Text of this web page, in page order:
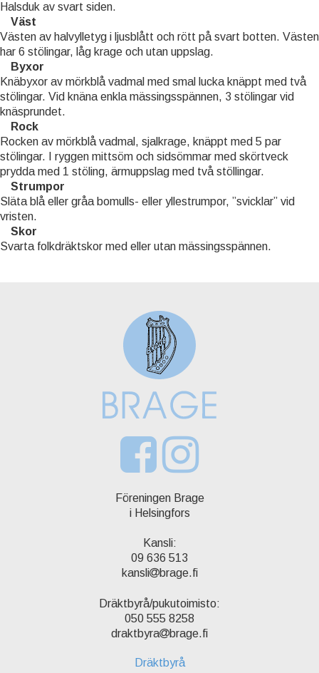
Halsduk av svart siden.
Väst
Västen av halvylletyg i ljusblått och rött på svart botten. Västen
har 6 stölingar, låg krage och utan uppslag.
Byxor
Knäbyxor av mörkblå vadmal med smal lucka knäppt med två
stölingar. Vid knäna enkla mässingsspännen, 3 stölingar vid
knäsprundet.
Rock
Rocken av mörkblå vadmal, sjalkrage, knäppt med 5 par
stölingar. I ryggen mittsöm och sidsömmar med skörtveck
prydda med 1 stöling, ärmuppslag med två stöllingar.
Strumpor
Släta blå eller gråa bomulls- eller yllestrumpor, ”svicklar” vid
vristen.
Skor
Svarta folkdräktskor med eller utan mässingsspännen.
Föreningen Brage
i Helsingfors
Kansli:
09 636 513
kansli
brage.fi
Dräktbyrå/pukutoimisto:
050 555 8258
draktbyra
brage.fi
Dräktbyrå